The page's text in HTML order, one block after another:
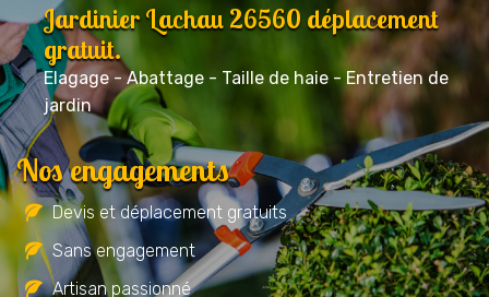
Jardinier Lachau 26560 déplacement
gratuit.
Elagage - Abattage - Taille de haie - Entretien de
jardin
Nos engagements
Devis et déplacement gratuits
Sans engagement
Artisan passionné